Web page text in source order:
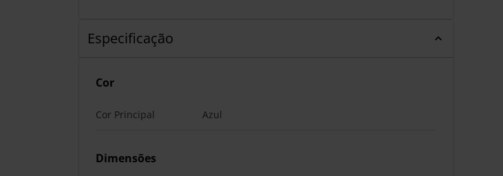
Especificação
Cor
Cor Principal Azul
Dimensões